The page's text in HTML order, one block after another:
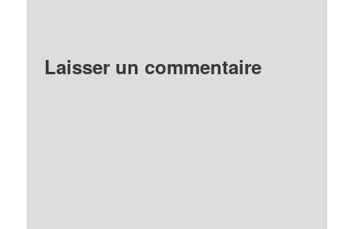
Laisser un commentaire